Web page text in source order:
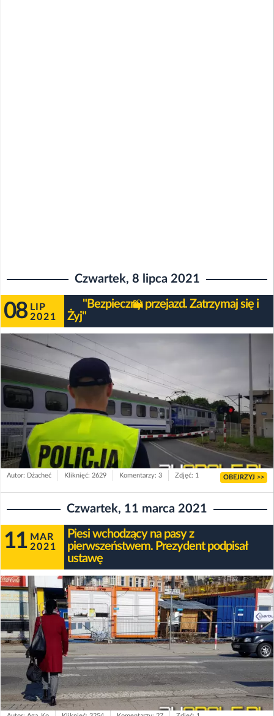
Czwartek, 8 lipca 2021
08 LIP
2021
"Bezpieczny przejazd. Zatrzymaj się i
Żyj"
Autor: Dżacheć Kliknięć: 2629 Komentarzy: 3 Zdjęć: 1 OBEJRZYJ >>
Czwartek, 11 marca 2021
11 MAR
2021
Piesi wchodzący na pasy z
pierwszeństwem. Prezydent podpisał
ustawę